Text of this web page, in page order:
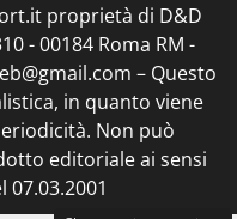
proprietà di D&D
- 00184 Roma RM -
– Questo
in quanto viene
Non può
editoriale ai sensi
07.03.2001